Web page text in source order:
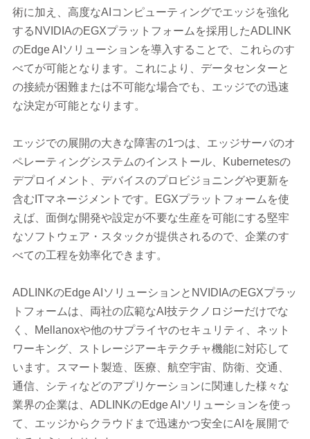
術に加え、高度なAIコンピューティングでエッジを強化
するNVIDIAのEGXプラットフォームを採用したADLINK
のEdge AIソリューションを導入することで、これらのす
べてが可能となります。これにより、データセンターと
の接続が困難または不可能な場合でも、エッジでの迅速
な決定が可能となります。
エッジでの展開の大きな障害の1つは、エッジサーバのオ
ペレーティングシステムのインストール、Kubernetesの
デプロイメント、デバイスのプロビジョニングや更新を
含むITマネージメントです。EGXプラットフォームを使
えば、面倒な開発や設定が不要な生産を可能にする堅牢
なソフトウェア・スタックが提供されるので、企業のす
べての工程を効率化できます。
ADLINKのEdge AIソリューションとNVIDIAのEGXプラッ
トフォームは、両社の広範なAI技テクノロジーだけでな
く、Mellanoxや他のサプライヤのセキュリティ、ネット
ワーキング、ストレージアーキテクチャ機能に対応して
います。スマート製造、医療、航空宇宙、防衛、交通、
通信、シティなどのアプリケーションに関連した様々な
業界の企業は、ADLINKのEdge AIソリューションを使っ
て、エッジからクラウドまで迅速かつ安全にAIを展開で